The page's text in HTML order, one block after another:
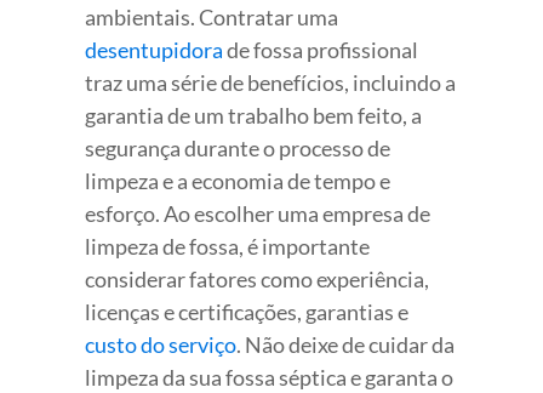
ambientais. Contratar uma
desentupidorade fossa profissional
traz uma série de benefícios, incluindo a
garantia de um trabalho bem feito, a
segurança durante o processo de
limpeza e a economia de tempo e
esforço. Ao escolher uma empresa de
limpeza de fossa, é importante
considerar fatores como experiência,
licenças e certificações, garantias e
custo do serviço. Não deixe de cuidar da
limpeza da sua fossa séptica e garanta o